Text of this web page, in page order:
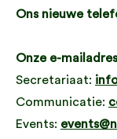
Ons nieuwe
Onze e-
Secretariaat:
Communicatie:
Events: